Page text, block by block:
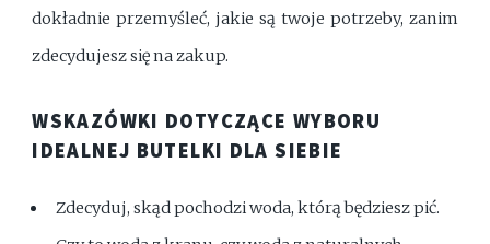
dokładnie przemyśleć, jakie są twoje potrzeby, zanim
zdecydujesz się na zakup.
WSKAZÓWKI DOTYCZĄCE WYBORU
IDEALNEJ BUTELKI DLA SIEBIE
Zdecyduj, skąd pochodzi woda, którą będziesz pić.